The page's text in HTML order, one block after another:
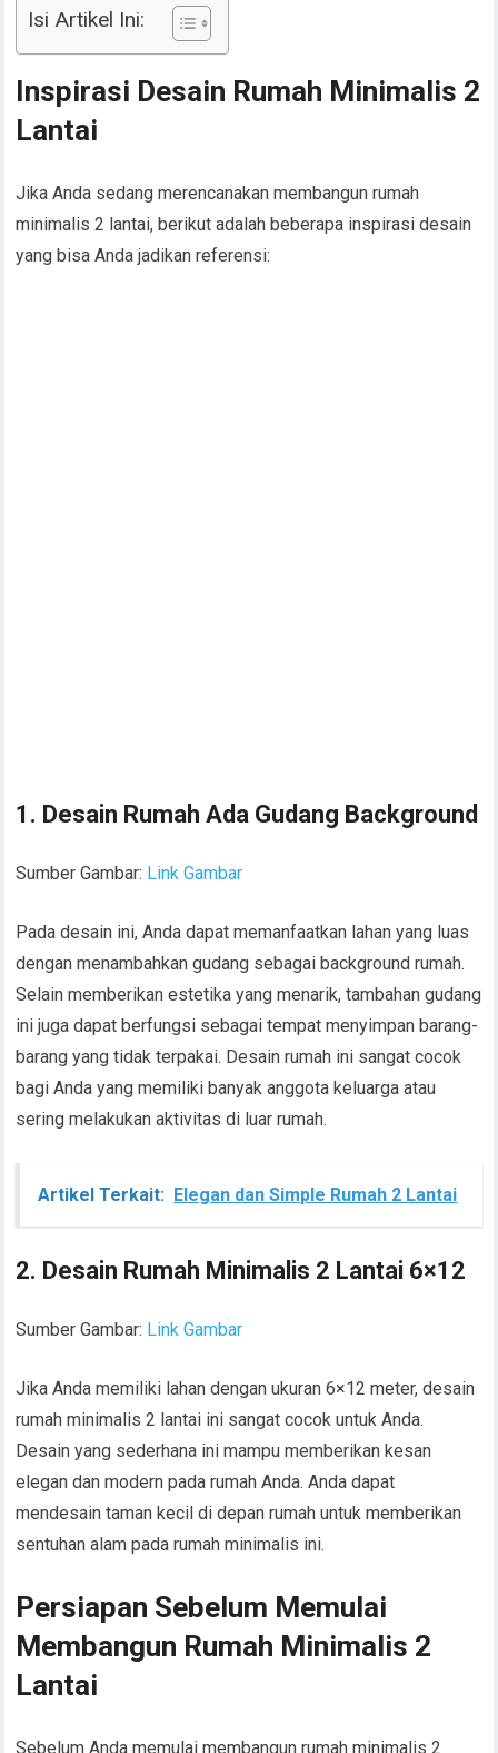
Isi Artikel Ini:
Inspirasi Desain Rumah Minimalis 2
Lantai
Jika Anda sedang merencanakan membangun rumah
minimalis 2 lantai, berikut adalah beberapa inspirasi desain
yang bisa Anda jadikan referensi:
1. Desain Rumah Ada Gudang Background
Sumber Gambar: Link Gambar
Pada desain ini, Anda dapat memanfaatkan lahan yang luas
dengan menambahkan gudang sebagai background rumah.
Selain memberikan estetika yang menarik, tambahan gudang
ini juga dapat berfungsi sebagai tempat menyimpan barang-
barang yang tidak terpakai. Desain rumah ini sangat cocok
bagi Anda yang memiliki banyak anggota keluarga atau
sering melakukan aktivitas di luar rumah.
Artikel Terkait: Elegan dan Simple Rumah 2 Lantai
2. Desain Rumah Minimalis 2 Lantai 6×12
Sumber Gambar: Link Gambar
Jika Anda memiliki lahan dengan ukuran 6×12 meter, desain
rumah minimalis 2 lantai ini sangat cocok untuk Anda.
Desain yang sederhana ini mampu memberikan kesan
elegan dan modern pada rumah Anda. Anda dapat
mendesain taman kecil di depan rumah untuk memberikan
sentuhan alam pada rumah minimalis ini.
Persiapan Sebelum Memulai
Membangun Rumah Minimalis 2
Lantai
Sebelum Anda memulai membangun rumah minimalis 2